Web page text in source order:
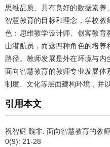
思维品质、具有良好的数据素养
智慧教育的目标和理念，学校教
色：思维教学设计师、创客教育
山潜航员，而这四种角色的培
路径。教师发展是外在环境与内
面向智慧教育的教师专业发展体
制度、文化等层面建构环境，并
引用本文
祝智庭 魏非. 面向智慧教育的教
0(9): 21-28